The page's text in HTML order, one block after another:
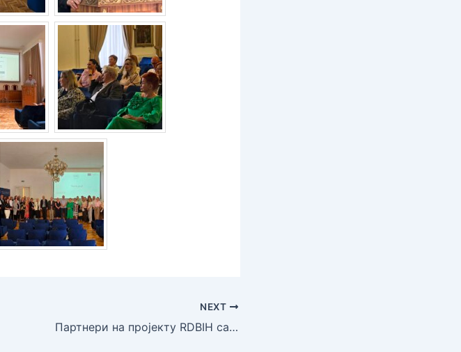
NEXT
Партнери на пројекту RDBIH састали се у Солуну ради разматрања досадашњег напретка и планирања наредних активности